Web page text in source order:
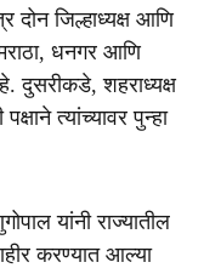
दोन जिल्हाध्यक्ष आणि
धनगर आणि
दुसरीकडे, शहराध्यक्ष
त्यांच्यावर पुन्हा
यांनी राज्यातील
करण्यात आल्या